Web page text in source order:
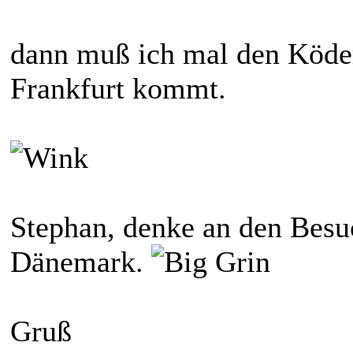
dann muß ich mal den
Frankfurt kommt.
Stephan, denke an den
Dänemark.
Gruß